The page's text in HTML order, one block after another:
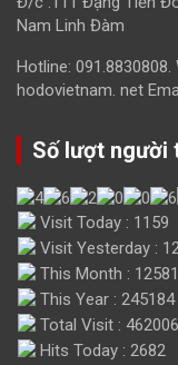
Nam Linh Đàm
Hotline:
hodovietnam. net
Số lượt người
Visit Today : 1159
Visit Yesterday :
This Month : 12581
This Year : 245184
Total Visit :
Hits Today : 2682